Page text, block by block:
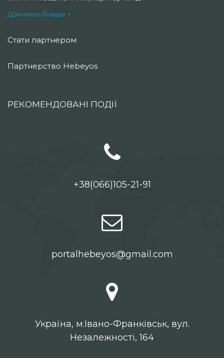
Дізнатись більше +
Стати партнером
Партнерство Hebeyos
РЕКОМЕНДОВАНІ ПОДІЇ
+38(066)105-21-91
portalhebeyos@gmail.com
Українa, м.Івано-Франківськ, вул.
Незалежності, 164